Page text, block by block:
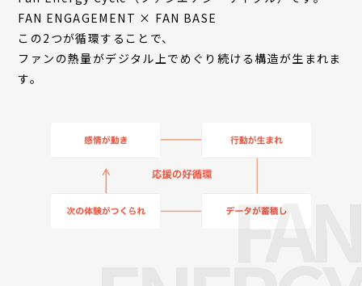
FAN ENGAGEMENT × FAN BASE
この2つが循環することで、
ファンの熱量がデジタル上でめぐり続ける構造が生まれま
す。
FAN